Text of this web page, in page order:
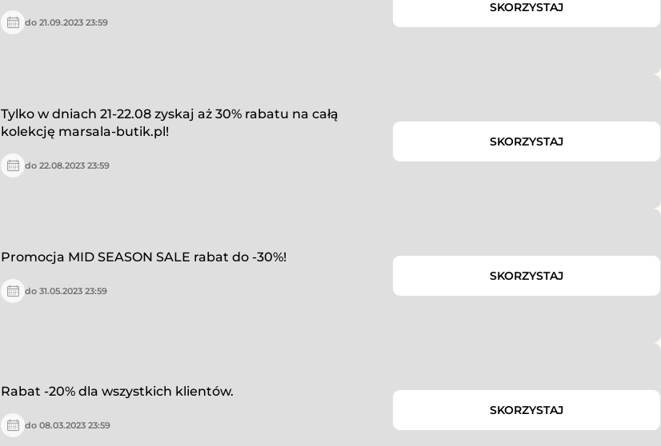
do 21.09.2023 23:59
SKORZYSTAJ
Tylko w dniach 21-22.08 zyskaj aż 30% rabatu na całą
kolekcję marsala-butik.pl!
do 22.08.2023 23:59
SKORZYSTAJ
Promocja MID SEASON SALE rabat do -30%!
do 31.05.2023 23:59
SKORZYSTAJ
Rabat -20% dla wszystkich klientów.
do 08.03.2023 23:59
SKORZYSTAJ